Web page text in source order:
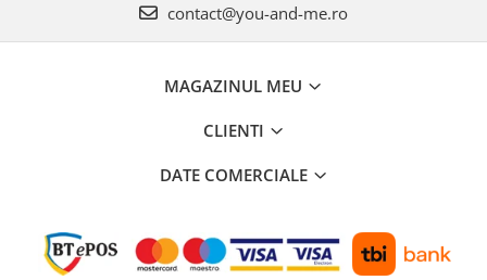
contact@you-and-me.ro
MAGAZINUL MEU
CLIENTI
DATE COMERCIALE